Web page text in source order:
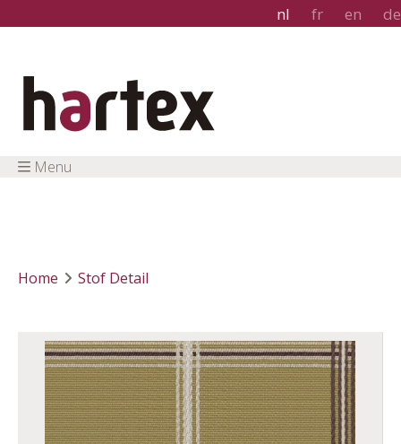
nl fr en de
Menu
Home Stof Detail